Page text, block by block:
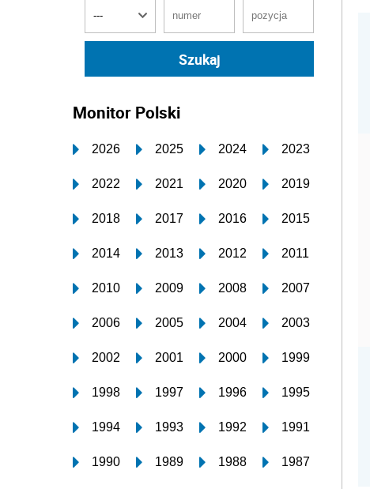
Monitor Polski
2026 2025 2024 2023
2022 2021 2020 2019
2018 2017 2016 2015
2014 2013 2012 2011
2010 2009 2008 2007
2006 2005 2004 2003
2002 2001 2000 1999
1998 1997 1996 1995
1994 1993 1992 1991
1990 1989 1988 1987